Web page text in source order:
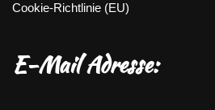
Cookie-Richtlinie (EU)
E-Mail Adresse: